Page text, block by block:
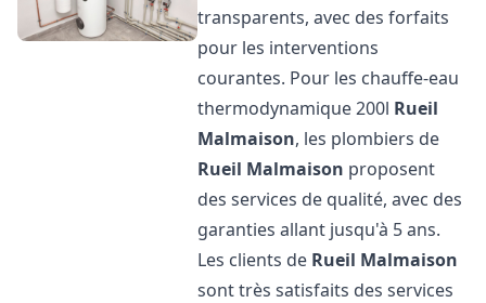
transparents, avec des forfaits
pour les interventions
courantes. Pour les chauffe-eau
thermodynamique 200l Rueil
Malmaison, les plombiers de
Rueil Malmaison proposent
des services de qualité, avec des
garanties allant jusqu'à 5 ans.
Les clients de Rueil Malmaison
sont très satisfaits des services